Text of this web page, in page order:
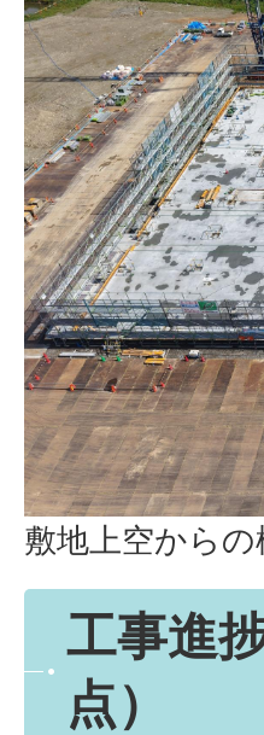
敷地上空からの
工事進
点）